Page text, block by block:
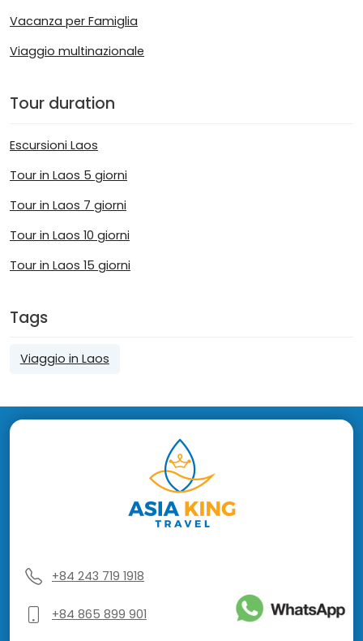
Vacanza per Famiglia
Viaggio multinazionale
Tour duration
Escursioni Laos
Tour in Laos 5 giorni
Tour in Laos 7 giorni
Tour in Laos 10 giorni
Tour in Laos 15 giorni
Tags
Viaggio in Laos
+84 243 719 1918
+84 865 899 901